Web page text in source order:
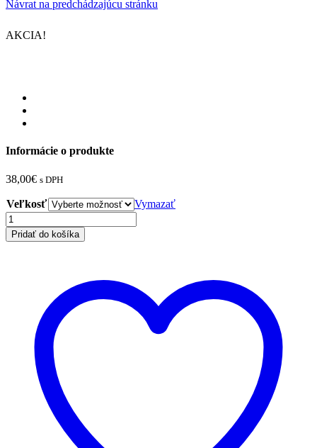
Návrat na predchádzajúcu stránku
AKCIA!
Informácie o produkte
38,00€ s DPH
Veľkosť
Vymazať
množstvo
Protetika
Tendo
Pridať do košíka